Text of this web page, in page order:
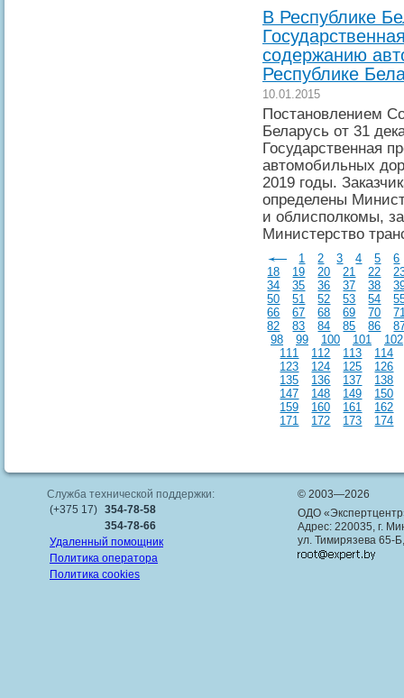
В Республике
содержанию
Республике
10.01.2015
Постановлением
Беларусь от 31
Государственная
автомобильных
2019 годы.
определены
и облисполкомы,
Министерство
1 2 3 4 5
6
18
19 20 21 22
34
35 36 37 38
50
51 52 53 54
66
67 68 69 70
82
83 84 85 86
98
99 100 101
102
111
112 113
114
123
124 125
126
135
136 137
138
147
148 149
150
159
160 161
162
171
172 173 174
Служба технической поддержки:
(+375 17) 354-78-58
354-78-66
Удаленный помощник
Политика оператора
Политика cookies
© 2003—2026
ОДО
Адрес: 220035, г.
ул. Тимирязева 65-